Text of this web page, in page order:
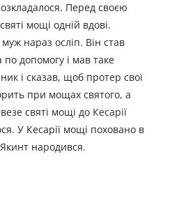
Перед своєю
мощі одній вдові.
нараз осліп. Він став
по допомогу і мав таке
і сказав, щоб протер свої
при мощах святого, а
святі мощі до Кесарії
У Кесарії мощі поховано в
народився.